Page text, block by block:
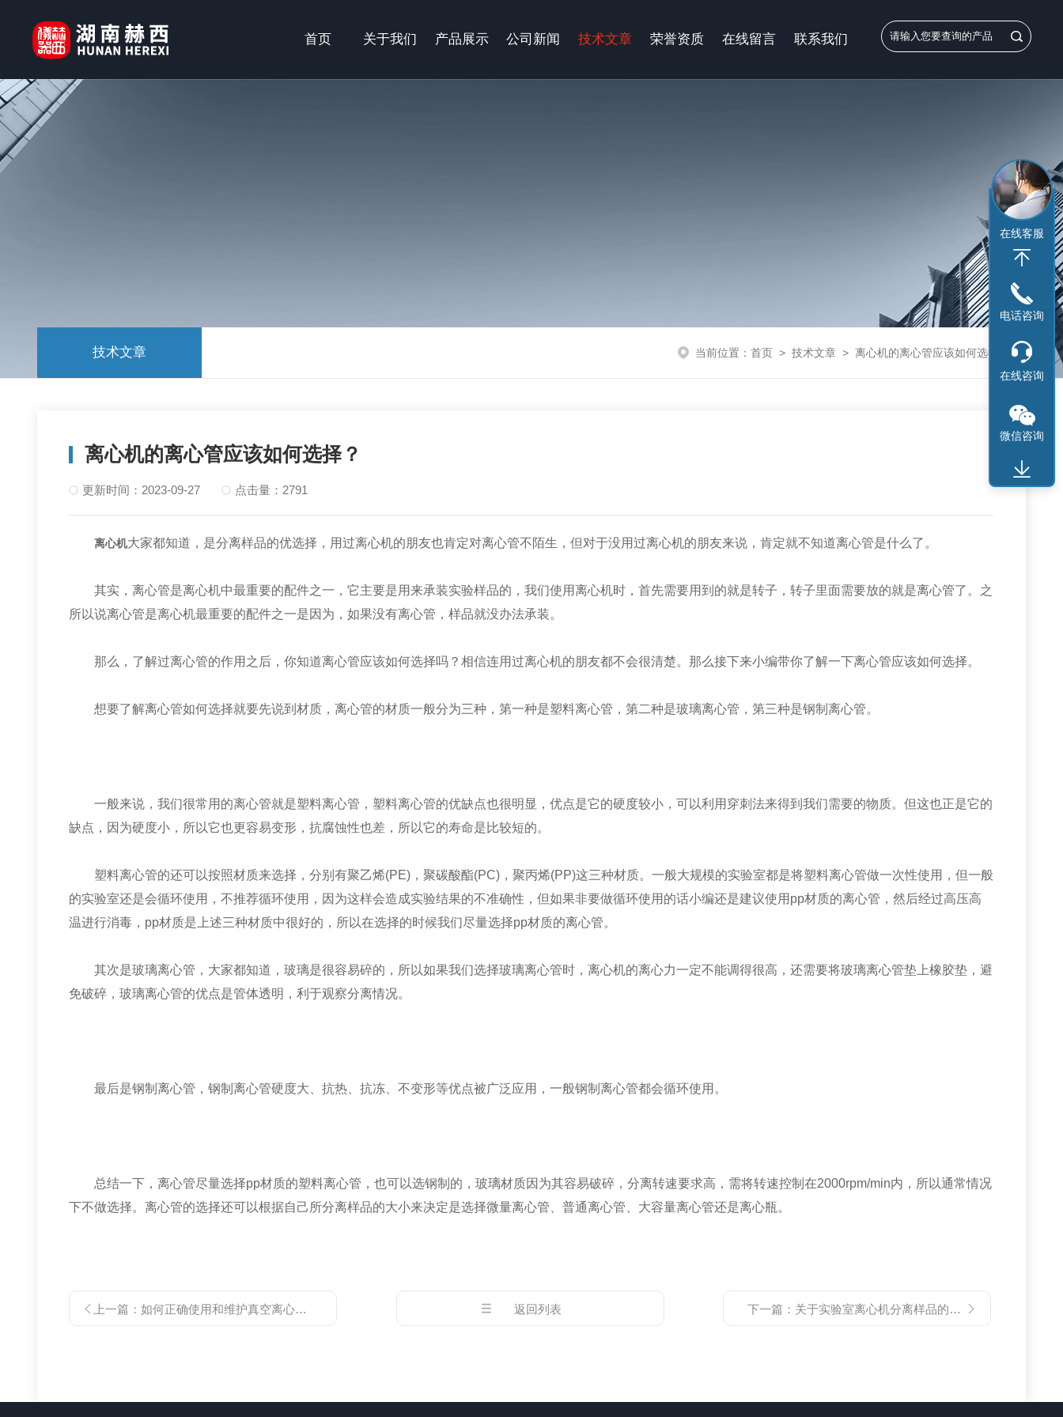
首页 关于我们 产品展示 公司新闻 技术文章 荣誉资质 在线留言 联系我们
技术文章 当前位置： 首页> 技术文章> 离心机的离心管应该如何选择？
离心机的离心管应该如何选择？
更新时间：2023-09-27 点击量：2791
离心机大家都知道，是分离样品的优选择，用过离心机的朋友也肯定对离心管不陌生，但对于没用过离心机的朋友来说，肯定就不知道离心管是什么了。
其实，离心管是离心机中最重要的配件之一，它主要是用来承装实验样品的，我们使用离心机时，首先需要用到的就是转子，转子里面需要放的就是离心管了。之
所以说离心管是离心机最重要的配件之一是因为，如果没有离心管，样品就没办法承装。
那么，了解过离心管的作用之后，你知道离心管应该如何选择吗？相信连用过离心机的朋友都不会很清楚。那么接下来小编带你了解一下离心管应该如何选择。
想要了解离心管如何选择就要先说到材质，离心管的材质一般分为三种，第一种是塑料离心管，第二种是玻璃离心管，第三种是钢制离心管。
一般来说，我们很常用的离心管就是塑料离心管，塑料离心管的优缺点也很明显，优点是它的硬度较小，可以利用穿刺法来得到我们需要的物质。但这也正是它的
缺点，因为硬度小，所以它也更容易变形，抗腐蚀性也差，所以它的寿命是比较短的。
塑料离心管的还可以按照材质来选择，分别有聚乙烯(PE)，聚碳酸酯(PC)，聚丙烯(PP)这三种材质。一般大规模的实验室都是将塑料离心管做一次性使用，但一般
的实验室还是会循环使用，不推荐循环使用，因为这样会造成实验结果的不准确性，但如果非要做循环使用的话小编还是建议使用pp材质的离心管，然后经过高压高
温进行消毒，pp材质是上述三种材质中很好的，所以在选择的时候我们尽量选择pp材质的离心管。
其次是玻璃离心管，大家都知道，玻璃是很容易碎的，所以如果我们选择玻璃离心管时，离心机的离心力一定不能调得很高，还需要将玻璃离心管垫上橡胶垫，避
免破碎，玻璃离心管的优点是管体透明，利于观察分离情况。
最后是钢制离心管，钢制离心管硬度大、抗热、抗冻、不变形等优点被广泛应用，一般钢制离心管都会循环使用。
总结一下，离心管尽量选择pp材质的塑料离心管，也可以选钢制的，玻璃材质因为其容易破碎，分离转速要求高，需将转速控制在2000rpm/min内，所以通常情况
下不做选择。离心管的选择还可以根据自己所分离样品的大小来决定是选择微量离心管、普通离心管、大容量离心管还是离心瓶。
上一篇：如何正确使用和维护真空离心浓缩仪？ 返回列表 下一篇： 关于实验室离心机分离样品的注意事项
在线客服
电话咨询
在线咨询
微信咨询